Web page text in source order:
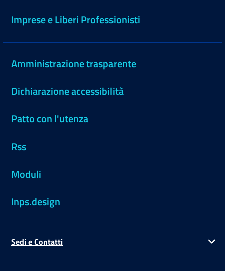
Imprese e Liberi Professionisti
Amministrazione trasparente
Dichiarazione accessibilità
Patto con l'utenza
Rss
Moduli
Inps.design
Sedi e Contatti